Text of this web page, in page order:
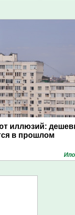
иллюзий:
в прошлом